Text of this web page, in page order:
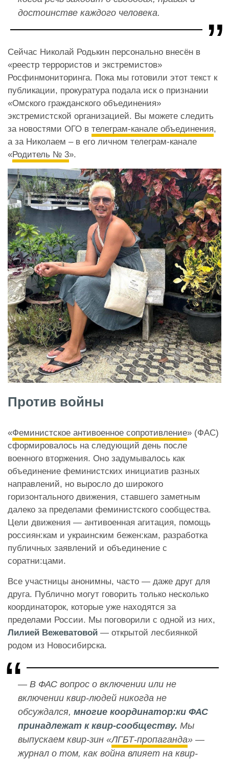
достоинстве каждого человека.
Сейчас Николай Родькин персонально внесён в
«реестр террористов и экстремистов»
Росфинмониторинга. Пока мы готовили этот текст к
публикации, прокуратура подала иск о признании
«Омского гражданского объединения»
экстремистской организацией. Вы можете следить
за новостями ОГО в телеграм-канале объединения,
а за Николаем – в его личном телеграм-канале
«Родитель № 3».
Против войны
«Феминистское антивоенное сопротивление» (ФАС)
сформировалось на следующий день после
военного вторжения. Оно задумывалось как
объединение феминистских инициатив разных
направлений, но выросло до широкого
горизонтального движения, ставшего заметным
далеко за пределами феминистского сообщества.
Цели движения — антивоенная агитация, помощь
россиян:кам и украинским бежен:кам, разработка
публичных заявлений и объединение с
соратни:цами.
Все участницы анонимны, часто — даже друг для
друга. Публично могут говорить только несколько
координаторок, которые уже находятся за
пределами России. Мы поговорили с одной из них,
Лилией Вежеватовой — открытой лесбиянкой
родом из Новосибирска.
— В ФАС вопрос о включении или не
включении квир-людей никогда не
обсуждался, многие координатор:ки ФАС
принадлежат к квир-сообществу. Мы
выпускаем квир-зин «ЛГБТ-пропаганда» —
журнал о том, как война влияет на квир-